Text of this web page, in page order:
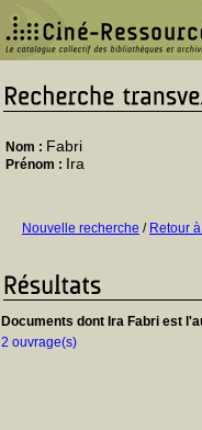
Nom : Fabri
Prénom : Ira
Nouvelle recherche / Retour
Documents dont Ira Fabri est
2 ouvrage(s)